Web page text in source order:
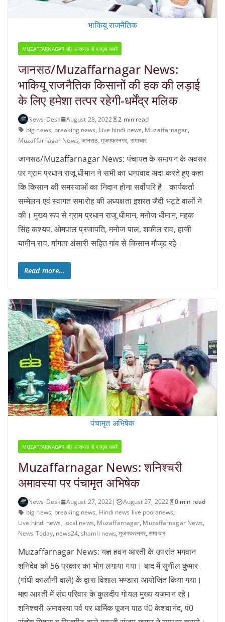
भाकियू राजनैतिक
MUZAFFARNAGAR और आसपास से प्रमुख खबरें
जानसठ/Muzaffarnagar News:
भाकियू राजनैतिक किसानों की हक की लड़ाई
के लिए हमेशा तत्पर रहेगी-धर्मेंद्र मलिक
News-Desk August 28, 2022
2 min read
big news, breaking news, Live hindi news, Muzaffarnagar,
Muzaffarnagar News,जानसठ, मुजफ्फरनगर, समाचार
जानसठ/Muzaffarnagar News: पंचायत के समापन के अवसर
पर ग्राम प्रधान राजू धीमान ने सभी का धन्यवाद अदा करते हुए कहा
कि किसान की समस्याओं का निदान होना सर्वोपरि है। कार्यकर्ता
सम्मेलन एवं स्वागत समारोह की अध्यक्षता इशरत जैदी भट्टे वालों ने
की। मुख्य रूप से ग्राम प्रधान राजू धीमान, मनोज धीमान, महक
सिंह कश्यप, ओमपाल प्रजापति, मनोज पाल, शकील राव, हाजी
यामीन राव, मांगता अंसारी सहित गांव से किसान मौजूद रहे।
Read more...
पंचामृत अभिषेक
MUZAFFARNAGAR और आसपास से प्रमुख खबरें
Muzaffarnagar News: शनिश्चरी
अमावस्या पर पंचामृत अभिषेक
News-Desk August 27, 2022| August 27, 2022
0 min read
big news, breaking news, Hindi news live poojanews,
Live hindi news, local news, Muzaffarnagar, Muzaffarnagar News,
News Today, news24,shamli news,मुजफ्फरनगर,समाचार
Muzaffarnagar News: यज्ञ हवन आरती के उपरांत भगवान
शनिदेव को 56 प्रकार का भोग लगाया गया। बाद में सुनील कुमार
(गांधी कालौनी वाले) के द्वारा विशाल भण्डारा आयोजित किया गया।
महा आरती में संघ परिवार के कुलदीप गोयल मुख्य यजमान रहे।
शनिश्चरी अमावस्या पर्व पर धार्मिक पूजन पाठ पं0 केशवानंद, पं0